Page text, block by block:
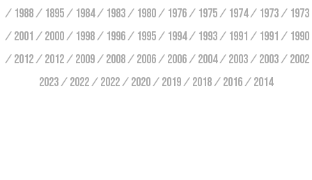
1973
1973
1974
1975
1976
1980
1983
1984
1895
1988
1990
1991
1991
1993
1994
1995
1996
1998
2000
2001
2002
2003
2003
2004
2006
2006
2008
2009
2012
2012
2014
2016
2018
2019
2020
2022
2022
2023